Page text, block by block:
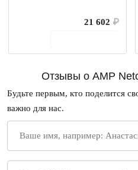
21 602 ₽
Отзывы о AMP
Будьте первым, кто поделится
важно для нас.